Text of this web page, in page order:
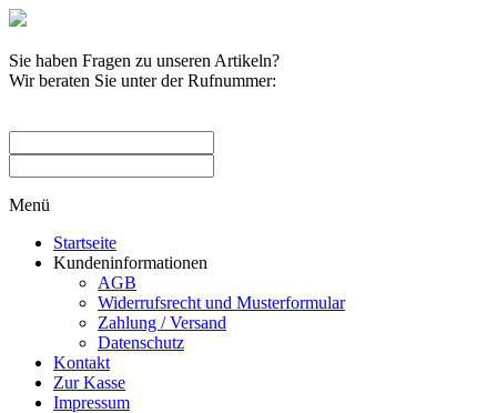
Sie haben Fragen zu unseren Artikeln?
Wir beraten Sie unter der Rufnummer:
Menü
Startseite
Kundeninformationen
AGB
Widerrufsrecht und Musterformular
Zahlung / Versand
Datenschutz
Kontakt
Zur Kasse
Impressum